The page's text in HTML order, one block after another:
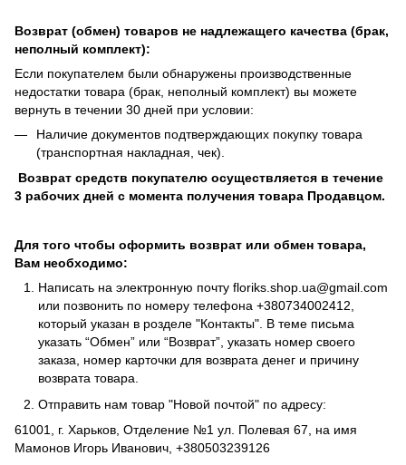
Возврат (обмен) товаров не надлежащего качества (брак,
неполный комплект):
Если покупателем были обнаружены производственные
недостатки товара (брак, неполный комплект) вы можете
вернуть в течении 30 дней при условии:
Наличие документов подтверждающих покупку товара
(транспортная накладная, чек).
Возврат средств покупателю осуществляется в течение
3 рабочих дней с момента получения товара Продавцом.
Для того чтобы оформить возврат или обмен товара,
Вам необходимо:
Написать на электронную почту floriks.shop.ua@gmail.com
или позвонить по номеру телефона +380734002412
который указан в розделе "Контакты" . В теме письма
указать “Обмен” или “Возврат”, указать номер своего
заказа, номер карточки для возврата денег и причину
возврата товара.
Отправить нам товар "Новой почтой" по адресу:
61001, г. Харьков, Отделение №1 ул. Полевая 67, на имя
Мамонов Игорь Иванович, +380503239126